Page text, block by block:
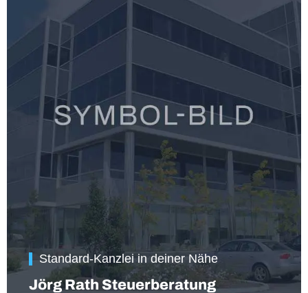
Standard-Kanzlei in deiner Nähe
Jörg Rath Steuerberatung